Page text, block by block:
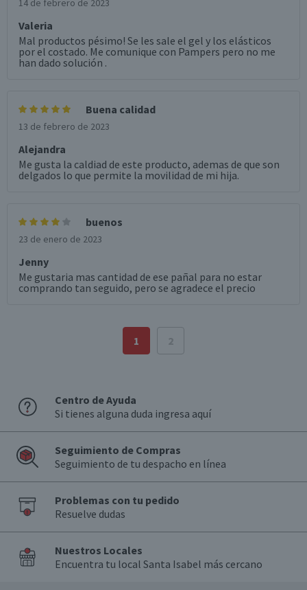
14 de febrero de 2023
Valeria
Mal productos pésimo! Se les sale el gel y los elásticos
por el costado. Me comunique con Pampers pero no me
han dado solución .
Buena calidad
13 de febrero de 2023
Alejandra
Me gusta la caldiad de este producto, ademas de que son
delgados lo que permite la movilidad de mi hija.
buenos
23 de enero de 2023
Jenny
Me gustaria mas cantidad de ese pañal para no estar
comprando tan seguido, pero se agradece el precio
1 2
Centro de Ayuda
Si tienes alguna duda ingresa aquí
Seguimiento de Compras
Seguimiento de tu despacho en línea
Problemas con tu pedido
Resuelve dudas
Nuestros Locales
Encuentra tu local Santa Isabel más cercano